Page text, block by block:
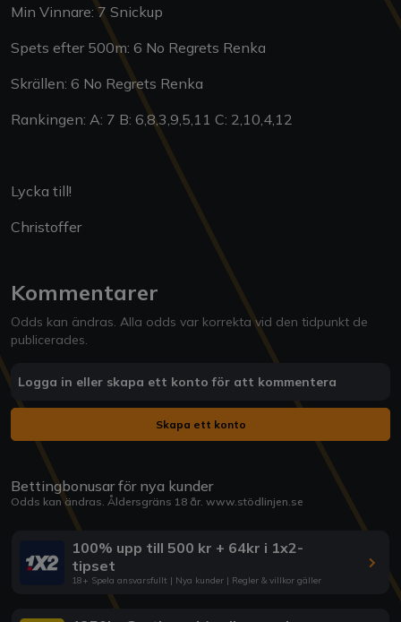
Min Vinnare: 7 Snickup
Spets efter 500m: 6 No Regrets Renka
Skrällen: 6 No Regrets Renka
Rankingen: A: 7 B: 6,8,3,9,5,11 C: 2,10,4,12
Lycka till!
Christoffer
Kommentarer
Odds kan ändras. Alla odds var korrekta vid den tidpunkt de
publicerades.
Logga in eller skapa ett konto för att kommentera
Skapa ett konto
Bettingbonusar för nya kunder
Odds kan ändras. Åldersgräns 18 år. www.stödlinjen.se
100% upp till 500 kr + 64kr i 1x2-
tipset
18+ Spela ansvarsfullt | Nya kunder | Regler & villkor gäller